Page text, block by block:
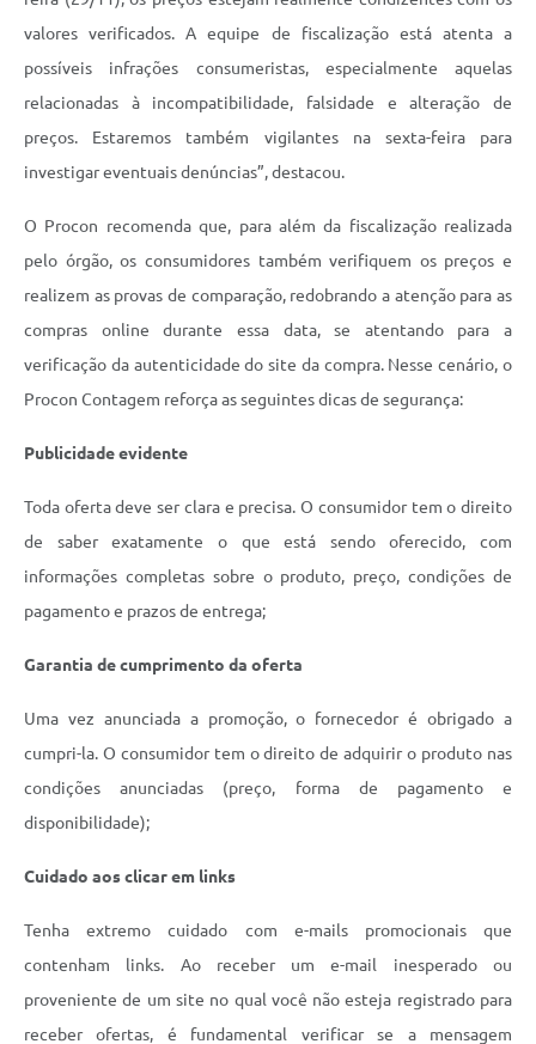
valores verificados. A equipe de fiscalização está atenta a
possíveis infrações consumeristas, especialmente aquelas
relacionadas à incompatibilidade, falsidade e alteração de
preços. Estaremos também vigilantes na sexta-feira para
investigar eventuais denúncias”, destacou.
O Procon recomenda que, para além da fiscalização realizada
pelo órgão, os consumidores também verifiquem os preços e
realizem as provas de comparação, redobrando a atenção para as
compras online durante essa data, se atentando para a
verificação da autenticidade do site da compra. Nesse cenário, o
Procon Contagem reforça as seguintes dicas de segurança:
Publicidade evidente
Toda oferta deve ser clara e precisa. O consumidor tem o direito
de saber exatamente o que está sendo oferecido, com
informações completas sobre o produto, preço, condições de
pagamento e prazos de entrega;
Garantia de cumprimento da oferta
Uma vez anunciada a promoção, o fornecedor é obrigado a
cumpri-la. O consumidor tem o direito de adquirir o produto nas
condições anunciadas (preço, forma de pagamento e
disponibilidade);
Cuidado aos clicar em links
Tenha extremo cuidado com e-mails promocionais que
contenham links. Ao receber um e-mail inesperado ou
proveniente de um site no qual você não esteja registrado para
receber ofertas, é fundamental verificar se a mensagem